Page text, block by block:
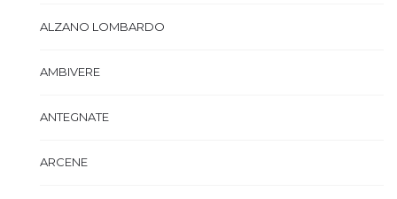
ALZANO LOMBARDO
AMBIVERE
ANTEGNATE
ARCENE